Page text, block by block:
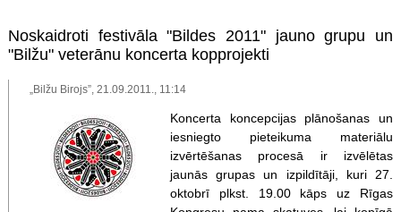
Noskaidroti festivāla "Bildes 2011" jauno grupu un
"Bilžu" veterānu koncerta kopprojekti
„Bilžu Birojs”, 21.09.2011., 11:14
Koncerta koncepcijas plānošanas un
iesniegto pieteikuma materiālu
izvērtēšanas procesā ir izvēlētas
jaunās grupas un izpildītāji, kuri 27.
oktobrī plkst. 19.00 kāps uz Rīgas